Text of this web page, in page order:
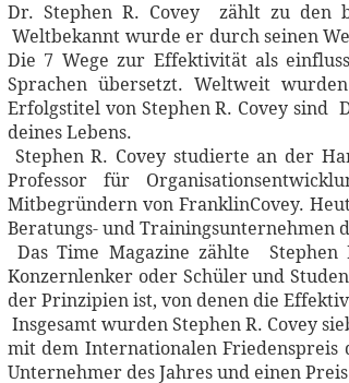
Dr. Stephen R. Covey zählt zu den
Weltbekannt wurde er durch seinen
Die 7 Wege zur Effektivität als
Sprachen übersetzt. Weltweit
Erfolgstitel von Stephen R. Covey sind
deines Lebens.
Stephen R. Covey studierte an der
Professor für
Mitbegründern von FranklinCovey.
Beratungs- und Trainingsunternehmen
Das Time Magazine zählte Stephen
Konzernlenker oder Schüler und
der Prinzipien ist, von denen die
Insgesamt wurden Stephen R. Covey
mit dem Internationalen Friedenspreis
Unternehmer des Jahres und einen